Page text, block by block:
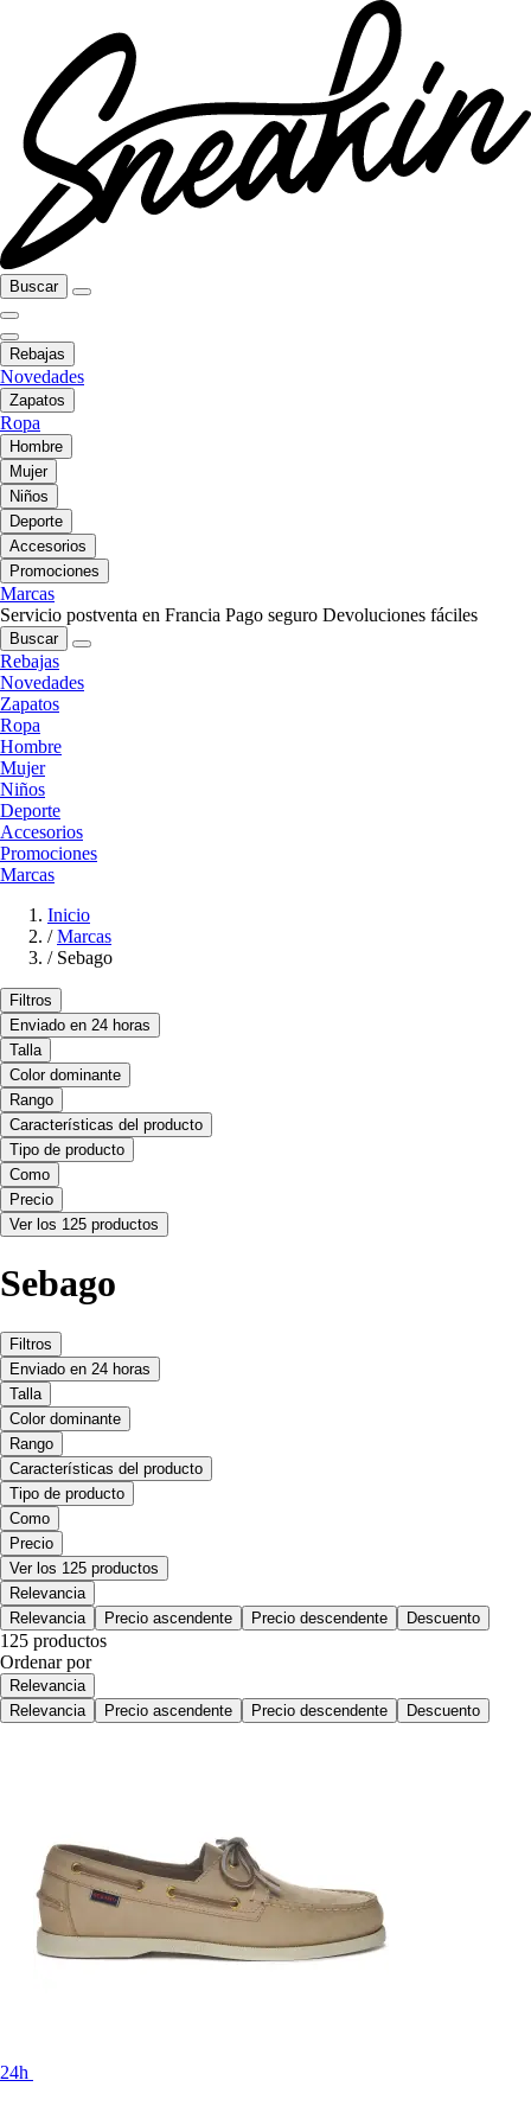
Buscar
Rebajas
Novedades
Zapatos
Ropa
Hombre
Mujer
Niños
Deporte
Accesorios
Promociones
Marcas
Servicio postventa en Francia Pago seguro Devoluciones fáciles
Buscar
Rebajas
Novedades
Zapatos
Ropa
Hombre
Mujer
Niños
Deporte
Accesorios
Promociones
Marcas
Inicio
/ Marcas
/ Sebago
Filtros
Enviado en 24 horas
Talla
Color dominante
Rango
Características del producto
Tipo de producto
Como
Precio
Ver los 125 productos
Sebago
Filtros
Enviado en 24 horas
Talla
Color dominante
Rango
Características del producto
Tipo de producto
Como
Precio
Ver los 125 productos
Relevancia
Relevancia
Precio ascendente Precio descendente Descuento
125 productos
Ordenar por
Relevancia
Relevancia
Precio ascendente Precio descendente Descuento
24h